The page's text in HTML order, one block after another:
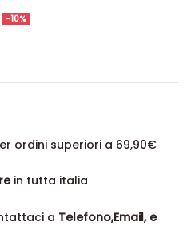
-10%
ordini superiori a 69,90€
in tutta italia
a Telefono,Email, e